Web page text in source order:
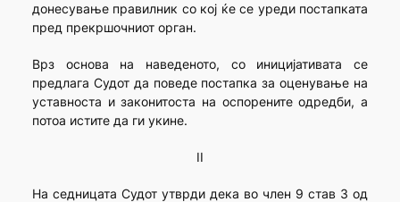
донесување правилник со кој ќе се уреди постапката
пред прекршочниот орган.
Врз основа на наведеното, со иницијативата се
предлага Судот да поведе постапка за оценување на
уставноста и законитоста на оспорените одредби, а
потоа истите да ги укине.
II
На седницата Судот утврди дека во член 9 став 3 од